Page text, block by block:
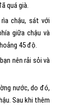
quá già.
chậu, sát với
giữa chậu và
45 độ.
nên rải sỏi và
nước, do đó,
Sau khi thêm